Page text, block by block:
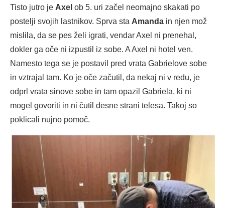
Tisto jutro je Axel ob 5. uri začel neomajno skakati po
postelji svojih lastnikov. Sprva sta Amanda in njen mož
mislila, da se pes želi igrati, vendar Axel ni prenehal,
dokler ga oče ni izpustil iz sobe. A Axel ni hotel ven.
Namesto tega se je postavil pred vrata Gabrielove sobe
in vztrajal tam. Ko je oče začutil, da nekaj ni v redu, je
odprl vrata sinove sobe in tam opazil Gabriela, ki ni
mogel govoriti in ni čutil desne strani telesa. Takoj so
poklicali nujno pomoč.